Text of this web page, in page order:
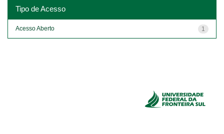
Tipo de Acesso
1
Acesso Aberto